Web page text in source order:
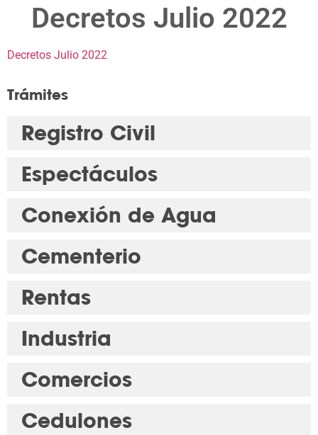
Decretos Julio 2022
Decretos Julio 2022
Trámites
Registro Civil
Espectáculos
Conexión de Agua
Cementerio
Rentas
Industria
Comercios
Cedulones